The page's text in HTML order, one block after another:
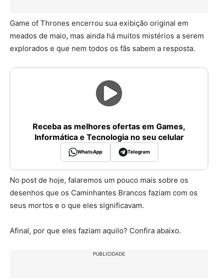
Game of Thrones encerrou sua exibição original em
meados de maio, mas ainda há muitos mistérios a serem
explorados e que nem todos os fãs sabem a resposta.
Receba as melhores ofertas em Games,
Informática e Tecnologia no seu celular
WhatsApp Telegram
No post de hoje, falaremos um pouco mais sobre os
desenhos que os Caminhantes Brancos faziam com os
seus mortos e o que eles significavam.
Afinal, por que eles faziam aquilo? Confira abaixo.
PUBLICIDADE